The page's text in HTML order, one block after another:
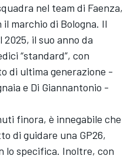
nel team di Faenza,
marchio di Bologna. Il
il suo anno da
“standard”, con
di ultima generazione -
e Di Giannantonio -
finora, è innegabile che
di guidare una GP26,
lo specifica. Inoltre, con